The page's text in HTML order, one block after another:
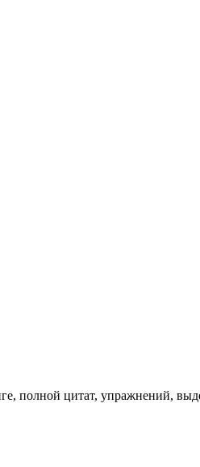
полной цитат, упражнений,